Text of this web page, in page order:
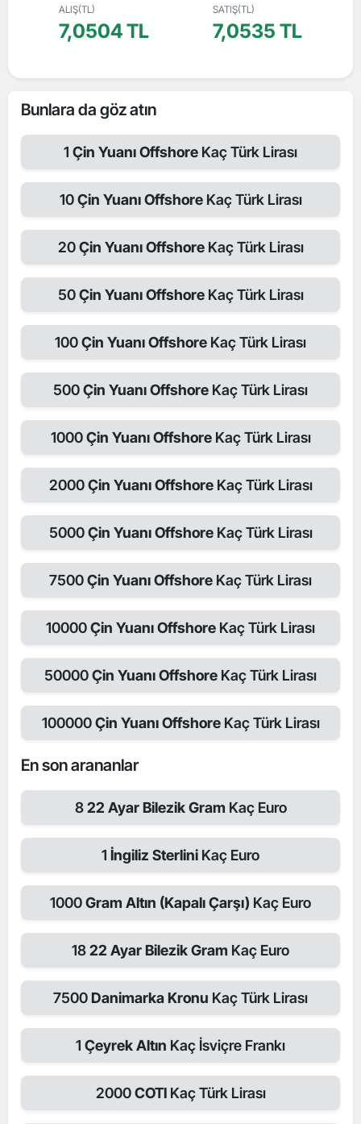
ALIŞ(TL)
7,0504 TL
SATIŞ(TL)
7,0535 TL
Bunlara da göz atın
1 Çin Yuanı Offshore Kaç Türk Lirası
10Çin Yuanı OffshoreKaç Türk Lirası
20Çin Yuanı OffshoreKaç Türk Lirası
50Çin Yuanı OffshoreKaç Türk Lirası
100Çin Yuanı Offshore Kaç Türk Lirası
500Çin Yuanı Offshore Kaç Türk Lirası
1000Çin Yuanı OffshoreKaç Türk Lirası
2000Çin Yuanı OffshoreKaç Türk Lirası
5000Çin Yuanı OffshoreKaç Türk Lirası
7500Çin Yuanı Offshore Kaç Türk Lirası
10000Çin Yuanı Offshore Kaç Türk Lirası
50000Çin Yuanı Offshore Kaç Türk Lirası
100000Çin Yuanı OffshoreKaç Türk Lirası
En son arananlar
822 Ayar Bilezik Gram Kaç Euro
1 İngiliz Sterlini Kaç Euro
1000Gram Altın (Kapalı Çarşı) Kaç Euro
1822 Ayar Bilezik Gram Kaç Euro
7500Danimarka Kronu Kaç Türk Lirası
1 Çeyrek Altın Kaç İsviçre Frankı
2000COTI Kaç Türk Lirası